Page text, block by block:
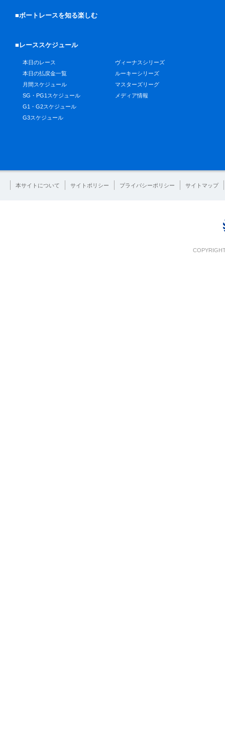
■ボートレースを知る楽しむ
■レーススケジュール
本日のレース
本日の払戻金一覧
月間スケジュール
SG・PG1スケジュール
G1・G2スケジュール
G3スケジュール
ヴィーナスシリーズ
ルーキーシリーズ
マスターズリーグ
メディア情報
本サイトについて サイトポリシー プライバシーポリシー サイトマップ